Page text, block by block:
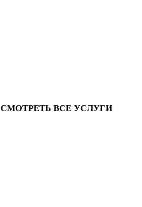
СМОТРЕТЬ ВСЕ УСЛУГИ